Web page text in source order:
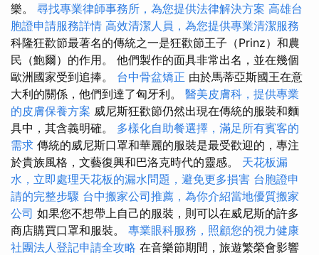
樂。 尋找專業律師事務所，為您提供法律解決方案 高雄台
胞證申請服務詳情 高效清潔人員，為您提供專業清潔服務
科隆狂歡節最著名的傳統之一是狂歡節王子（Prinz）和農
民（鮑爾）的作用。 他們製作的面具非常出名，並在幾個
歐洲國家受到追捧。 台中骨盆矯正 由於馬蒂亞斯國王在意
大利的關係，他們到達了匈牙利。 醫美皮膚科，提供專業
的皮膚保養方案 威尼斯狂歡節仍然出現在傳統的服裝和麵
具中，其含義明確。 多樣化自助餐選擇，滿足所有賓客的
需求 傳統的威尼斯口罩和華麗的服裝是最受歡迎的，專注
於貴族風格，文藝復興和巴洛克時代的靈感。 天花板漏
水，立即處理天花板的漏水問題，避免更多損害 台胞證申
請的完整步驟 台中搬家公司推薦，為你介紹當地優質搬家
公司 如果您不想帶上自己的服裝，則可以在威尼斯的許多
商店購買口罩和服裝。 專業眼科服務，照顧您的視力健康
社團法人登記申請全攻略 在音樂節期間，旅遊繁榮會影響